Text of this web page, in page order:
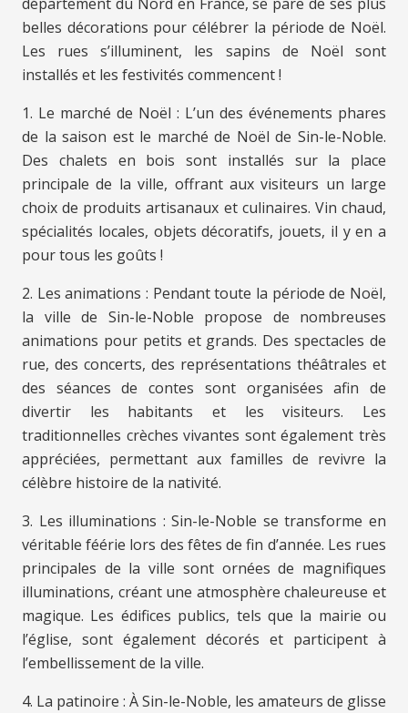
belles décorations pour célébrer la période de Noël.
Les rues s’illuminent, les sapins de Noël sont
installés et les festivités commencent !
1. Le marché de Noël : L’un des événements phares
de la saison est le marché de Noël de Sin-le-Noble.
Des chalets en bois sont installés sur la place
principale de la ville, offrant aux visiteurs un large
choix de produits artisanaux et culinaires. Vin chaud,
spécialités locales, objets décoratifs, jouets, il y en a
pour tous les goûts !
2. Les animations : Pendant toute la période de Noël,
la ville de Sin-le-Noble propose de nombreuses
animations pour petits et grands. Des spectacles de
rue, des concerts, des représentations théâtrales et
des séances de contes sont organisées afin de
divertir les habitants et les visiteurs. Les
traditionnelles crèches vivantes sont également très
appréciées, permettant aux familles de revivre la
célèbre histoire de la nativité.
3. Les illuminations : Sin-le-Noble se transforme en
véritable féérie lors des fêtes de fin d’année. Les rues
principales de la ville sont ornées de magnifiques
illuminations, créant une atmosphère chaleureuse et
magique. Les édifices publics, tels que la mairie ou
l’église, sont également décorés et participent à
l’embellissement de la ville.
4. La patinoire : À Sin-le-Noble, les amateurs de glisse